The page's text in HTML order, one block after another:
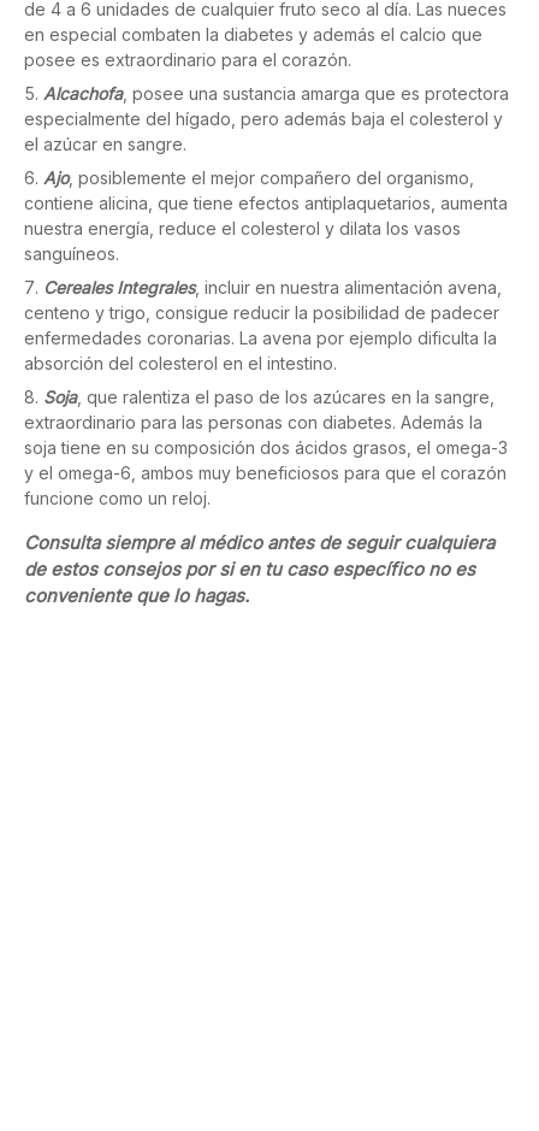
de 4 a 6 unidades de cualquier fruto seco al día. Las nueces
en especial combaten la diabetes y además el calcio que
posee es extraordinario para el corazón.
Alcachofa, posee una sustancia amarga que es protectora
especialmente del hígado, pero además baja el colesterol y
el azúcar en sangre.
Ajo, posiblemente el mejor compañero del organismo,
contiene alicina, que tiene efectos antiplaquetarios, aumenta
nuestra energía, reduce el colesterol y dilata los vasos
sanguíneos.
Cereales Integrales, incluir en nuestra alimentación avena,
centeno y trigo, consigue reducir la posibilidad de padecer
enfermedades coronarias. La avena por ejemplo dificulta la
absorción del colesterol en el intestino.
Soja, que ralentiza el paso de los azúcares en la sangre,
extraordinario para las personas con diabetes. Además la
soja tiene en su composición dos ácidos grasos, el omega-3
y el omega-6, ambos muy beneficiosos para que el corazón
funcione como un reloj.
Consulta siempre al médico antes de seguir cualquiera
de estos consejos por si en tu caso específico no es
conveniente que lo hagas.